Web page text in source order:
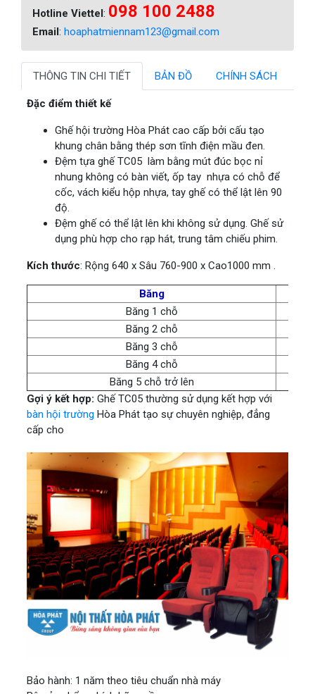
Hotline Viettel: 098 100 2488
Email: hoaphatmiennam123@gmail.com
THÔNG TIN CHI TIẾT BẢN ĐỒ CHÍNH SÁCH
Đặc điểm thiết kế
Ghế hội trường Hòa Phát cao cấp bởi cấu tạo
khung chân bằng thép sơn tĩnh điện mầu đen.
Đệm tựa ghế TC05 làm bằng mút đúc bọc nỉ
nhung không có bàn viết, ốp tay nhựa có chỗ để
cốc, vách kiểu hộp nhựa, tay ghế có thể lật lên 90
độ.
Đệm ghế có thể lật lên khi không sử dụng. Ghế sử
dụng phù hợp cho rạp hát, trung tâm chiếu phim.
Kích thước: Rộng 640 x Sâu 760-900 x Cao1000 mm .
Băng
Băng 1 chỗ
Băng 2 chỗ
Băng 3 chỗ
Băng 4 chỗ
Băng 5 chỗ trở lên
Gợi ý kết hợp: Ghế TC05 thường sử dụng kết hợp với
bàn hội trường Hòa Phát tạo sự chuyên nghiệp, đẳng
cấp cho
Bảo hành: 1 năm theo tiêu chuẩn nhà máy